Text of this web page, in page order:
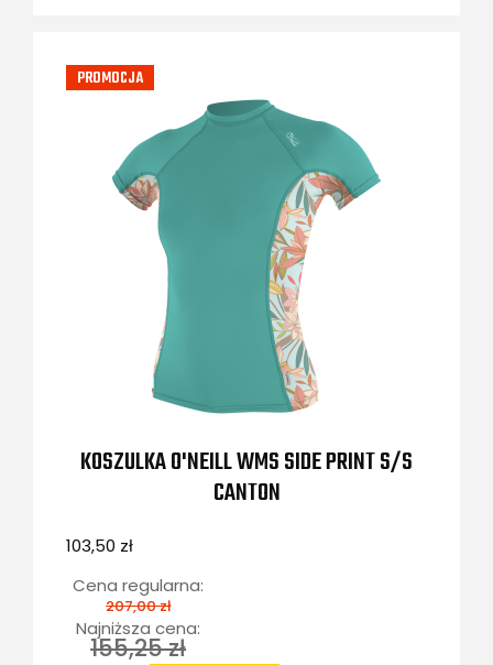
KOSZULKA O'NEILL WMS SIDE PRINT S/S
CANTON
103,50 zł
Cena regularna:
207,00 zł
Najniższa cena:
155,25 zł
PROMOCJA